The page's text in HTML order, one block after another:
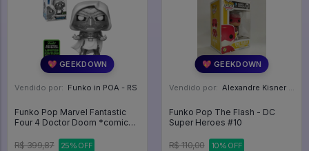
💖 GEEKDOWN
Vendido por: Funko in POA - RS
Funko Pop Marvel Fantastic
Four 4 Doctor Doom *comic
Destino - Marvel #591
R$ 399,87 25% OFF
💖 GEEKDOWN
Vendido por: Alexandre Kisner - PR
Funko Pop The Flash - DC
Super Heroes #10
R$ 110,00 10% OFF